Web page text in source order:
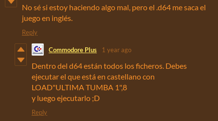
No sé si estoy haciendo algo mal, pero el .d64 me saca el
juego en inglés.
Reply
Commodore Plus 1 year ago
Dentro del d64 están todos los ficheros. Debes
ejecutar el que está en castellano con
LOAD"ULTIMA TUMBA 1",8
y luego ejecutarlo ;D
Reply